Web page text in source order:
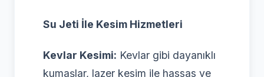
Su Jeti İle Kesim Hizmetleri
Kevlar Kesimi: Kevlar gibi dayanıklı
kumaşlar, lazer kesim ile hassas ve